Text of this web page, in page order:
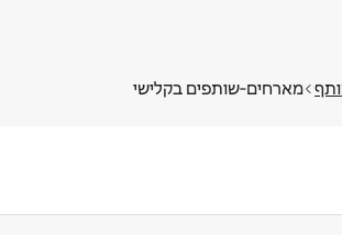
מארחים‑שותפים בקלישי